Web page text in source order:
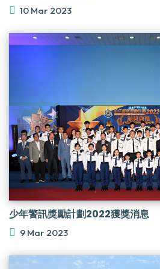
10 Mar 2023
少年警訊獎勵計劃2022獲獎消息
9 Mar 2023